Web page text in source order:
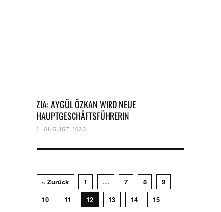
ZIA: AYGÜL ÖZKAN WIRD NEUE
HAUPTGESCHÄFTSFÜHRERIN
1. AUGUST 2023
« Zurück 1 … 7 8
9
10
11 12 13 14
15